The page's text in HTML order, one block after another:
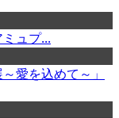
ュプ...
愛を込めて～」